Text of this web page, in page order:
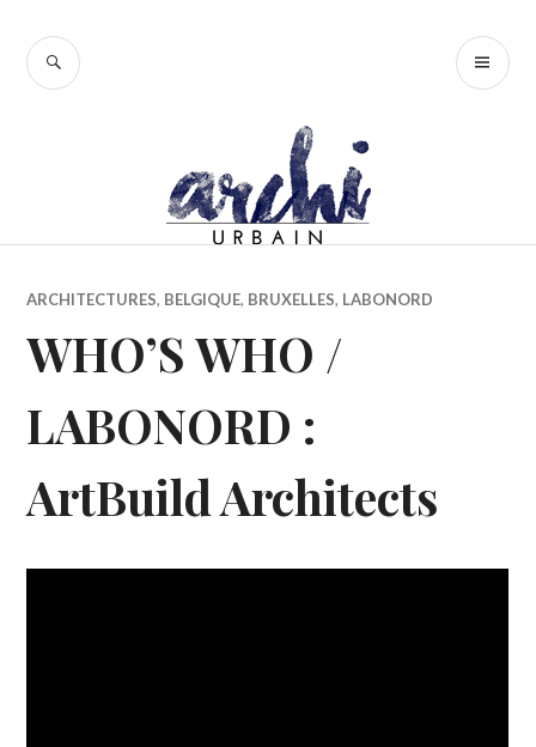
contenu
RECHERCHE
ARCHITECTURES, BELGIQUE, BRUXELLES, LABONORD
WHO’S WHO /
LABONORD :
ArtBuild Architects